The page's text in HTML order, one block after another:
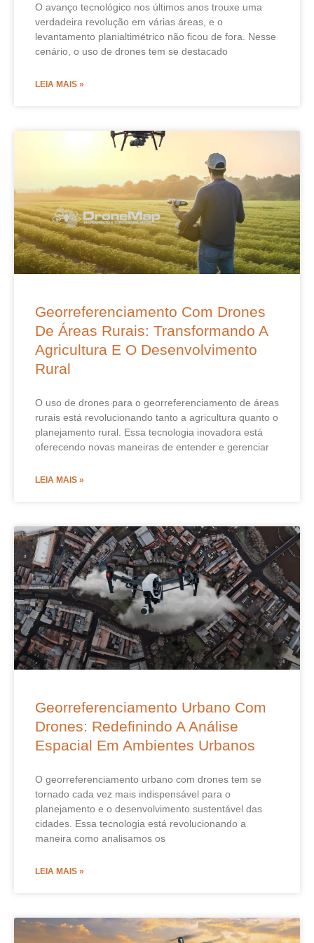
O avanço tecnológico nos últimos anos trouxe uma
verdadeira revolução em várias áreas, e o
levantamento planialtimétrico não ficou de fora. Nesse
cenário, o uso de drones tem se destacado
LEIA MAIS »
Georreferenciamento Com Drones
De Áreas Rurais: Transformando A
Agricultura E O Desenvolvimento
Rural
O uso de drones para o georreferenciamento de áreas
rurais está revolucionando tanto a agricultura quanto o
planejamento rural. Essa tecnologia inovadora está
oferecendo novas maneiras de entender e gerenciar
LEIA MAIS »
Georreferenciamento Urbano Com
Drones: Redefinindo A Análise
Espacial Em Ambientes Urbanos
O georreferenciamento urbano com drones tem se
tornado cada vez mais indispensável para o
planejamento e o desenvolvimento sustentável das
cidades. Essa tecnologia está revolucionando a
maneira como analisamos os
LEIA MAIS »